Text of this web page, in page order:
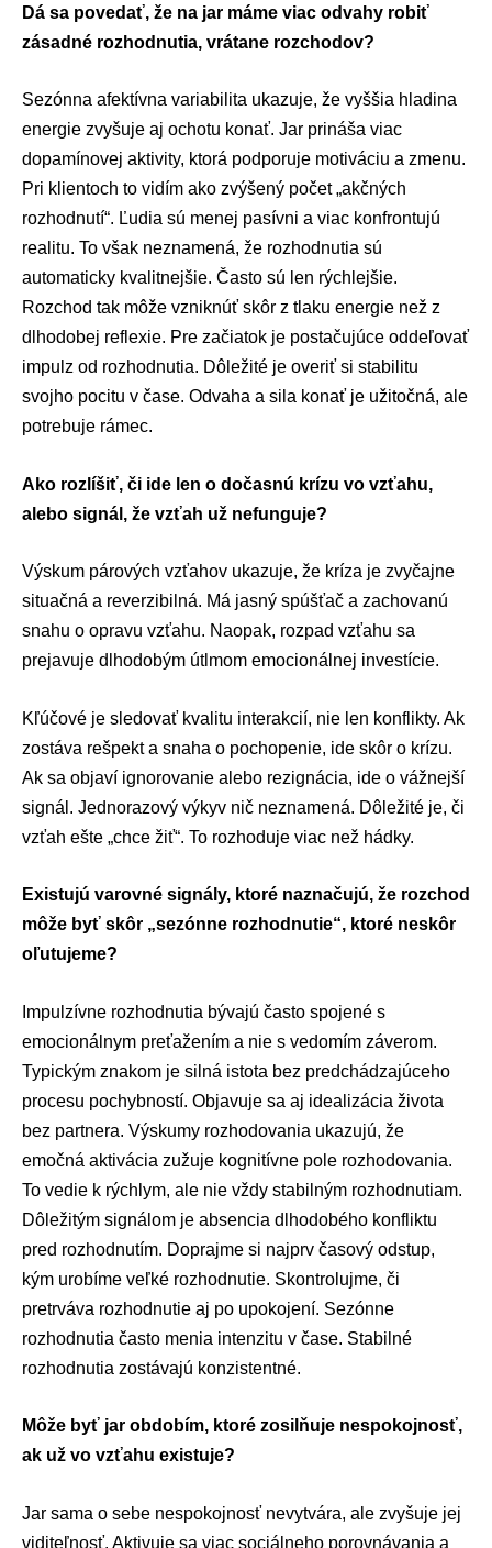
Dá sa povedať, že na jar máme viac odvahy robiť
zásadné rozhodnutia, vrátane rozchodov?
Sezónna afektívna variabilita ukazuje, že vyššia hladina
energie zvyšuje aj ochotu konať. Jar prináša viac
dopamínovej aktivity, ktorá podporuje motiváciu a zmenu.
Pri klientoch to vidím ako zvýšený počet „akčných
rozhodnutí“. Ľudia sú menej pasívni a viac konfrontujú
realitu. To však neznamená, že rozhodnutia sú
automaticky kvalitnejšie. Často sú len rýchlejšie.
Rozchod tak môže vzniknúť skôr z tlaku energie než z
dlhodobej reflexie. Pre začiatok je postačujúce oddeľovať
impulz od rozhodnutia. Dôležité je overiť si stabilitu
svojho pocitu v čase. Odvaha a sila konať je užitočná, ale
potrebuje rámec.
Ako rozlíšiť, či ide len o dočasnú krízu vo vzťahu,
alebo signál, že vzťah už nefunguje?
Výskum párových vzťahov ukazuje, že kríza je zvyčajne
situačná a reverzibilná. Má jasný spúšťač a zachovanú
snahu o opravu vzťahu. Naopak, rozpad vzťahu sa
prejavuje dlhodobým útlmom emocionálnej investície.
Kľúčové je sledovať kvalitu interakcií, nie len konflikty. Ak
zostáva rešpekt a snaha o pochopenie, ide skôr o krízu.
Ak sa objaví ignorovanie alebo rezignácia, ide o vážnejší
signál. Jednorazový výkyv nič neznamená. Dôležité je, či
vzťah ešte „chce žiť“. To rozhoduje viac než hádky.
Existujú varovné signály, ktoré naznačujú, že rozchod
môže byť skôr „sezónne rozhodnutie“, ktoré neskôr
oľutujeme?
Impulzívne rozhodnutia bývajú často spojené s
emocionálnym preťažením a nie s vedomím záverom.
Typickým znakom je silná istota bez predchádzajúceho
procesu pochybností. Objavuje sa aj idealizácia života
bez partnera. Výskumy rozhodovania ukazujú, že
emočná aktivácia zužuje kognitívne pole rozhodovania.
To vedie k rýchlym, ale nie vždy stabilným rozhodnutiam.
Dôležitým signálom je absencia dlhodobého konfliktu
pred rozhodnutím. Doprajme si najprv časový odstup,
kým urobíme veľké rozhodnutie. Skontrolujme, či
pretrváva rozhodnutie aj po upokojení. Sezónne
rozhodnutia často menia intenzitu v čase. Stabilné
rozhodnutia zostávajú konzistentné.
Môže byť jar obdobím, ktoré zosilňuje nespokojnosť,
ak už vo vzťahu existuje?
Jar sama o sebe nespokojnosť nevytvára, ale zvyšuje jej
viditeľnosť. Aktivuje sa viac sociálneho porovnávania a